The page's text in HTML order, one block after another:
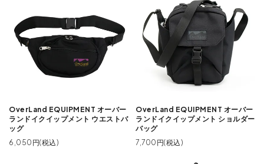
OverLand EQUIPMENT オーバー
ランドイクイップメント ウエストバ
ッグ
6,050円(税込)
OverLand EQUIPMENT オーバー
ランドイクイップメント ショルダー
バッグ
7,700円(税込)